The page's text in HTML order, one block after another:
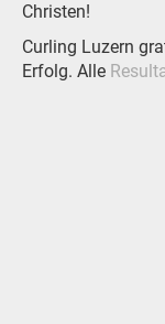
Christen!
Curling Luzern
Erfolg. Alle